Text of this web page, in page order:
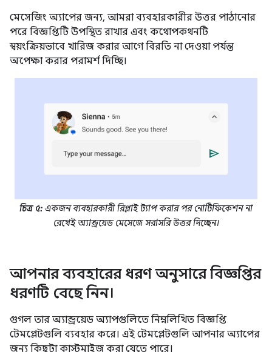
মেসেজিং অ্যাপের জন্য, আমরা ব্যবহারকারীর উত্তর পাঠানোর
পরে বিজ্ঞপ্তিটি উপস্থিত রাখার এবং কথোপকথনটি
স্বয়ংক্রিয়ভাবে খারিজ করার আগে বিরতি না দেওয়া পর্যন্ত
অপেক্ষা করার পরামর্শ দিচ্ছি।
চিত্র ৫: একজন ব্যবহারকারী রিপ্লাই ট্যাপ করার পর নোটিফিকেশন না
রেখেই অ্যান্ড্রয়েড মেসেজে সরাসরি উত্তর দিচ্ছেন।
আপনার ব্যবহারের ধরণ অনুসারে বিজ্ঞপ্তির
ধরণটি বেছে নিন।
গুগল তার অ্যান্ড্রয়েড অ্যাপগুলিতে নিম্নলিখিত বিজ্ঞপ্তি
টেমপ্লেটগুলি ব্যবহার করে। এই টেমপ্লেটগুলি আপনার অ্যাপের
জন্য কিছুটা কাস্টমাইজ করা যেতে পারে।